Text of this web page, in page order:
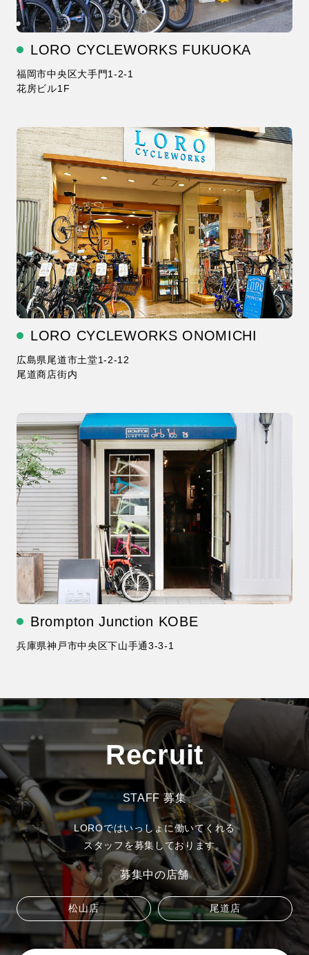
LORO CYCLEWORKS FUKUOKA
福岡市中央区大手門1-2-1
花房ビル1F
LORO CYCLEWORKS ONOMICHI
広島県尾道市土堂1-2-12
尾道商店街内
Brompton Junction KOBE
兵庫県神戸市中央区下山手通3-3-1
Recruit
STAFF 募集
LOROではいっしょに働いてくれる
スタッフを募集しております。
募集中の店舗
松山店 尾道店